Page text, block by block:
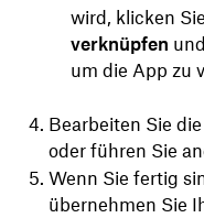
wird, klicken
verknüpfen
um die App zu
Bearbeiten Sie
oder führen Sie
Wenn Sie fertig
übernehmen Sie